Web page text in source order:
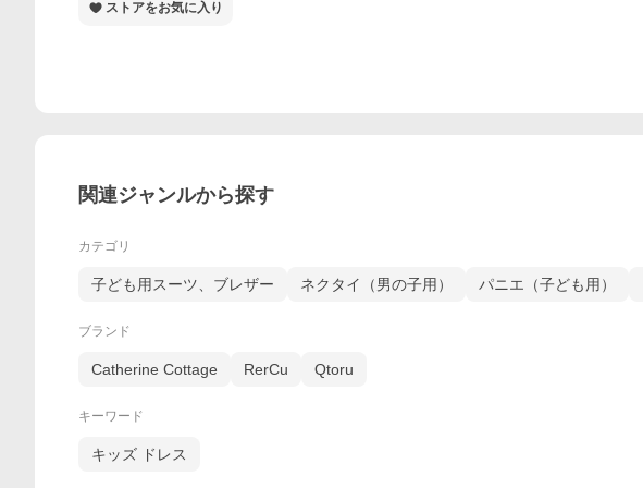
ストアをお気に入り
関連ジャンルから探す
カテゴリ
子ども用スーツ、ブレザー ネクタイ（男の子用） パニエ（子ども用）
ブランド
Catherine Cottage RerCu Qtoru
キーワード
キッズ ドレス